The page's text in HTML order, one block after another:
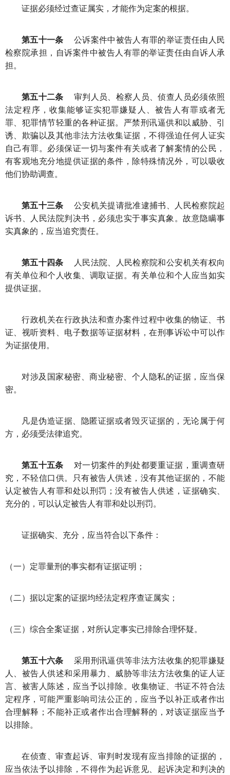
证据必须经过查证属实，才能作为定案的根据。
第五十一条
公诉案件中被告人有罪的举证责任由人民
检察院承担，自诉案件中被告人有罪的举证责任由自诉人承
担。
第五十二条
审判人员、检察人员、侦查人员必须依照
法定程序，收集能够证实犯罪嫌疑人、被告人有罪或者无
罪、犯罪情节轻重的各种证据。严禁刑讯逼供和以威胁、引
诱、欺骗以及其他非法方法收集证据，不得强迫任何人证实
自己有罪。必须保证一切与案件有关或者了解案情的公民，
有客观地充分地提供证据的条件，除特殊情况外，可以吸收
他们协助调查。
第五十三条
公安机关提请批准逮捕书、人民检察院起
诉书、人民法院判决书，必须忠实于事实真象。故意隐瞒事
实真象的，应当追究责任。
第五十四条
人民法院、人民检察院和公安机关有权向
有关单位和个人收集、调取证据。有关单位和个人应当如实
提供证据。
行政机关在行政执法和查办案件过程中收集的物证、书
证、视听资料、电子数据等证据材料，在刑事诉讼中可以作
为证据使用。
对涉及国家秘密、商业秘密、个人隐私的证据，应当保
密。
凡是伪造证据、隐匿证据或者毁灭证据的，无论属于何
方，必须受法律追究。
第五十五条
对一切案件的判处都要重证据，重调查研
究，不轻信口供。只有被告人供述，没有其他证据的，不能
认定被告人有罪和处以刑罚；没有被告人供述，证据确实、
充分的，可以认定被告人有罪和处以刑罚。
证据确实、充分，应当符合以下条件：
（一）定罪量刑的事实都有证据证明；
（二）据以定案的证据均经法定程序查证属实；
（三）综合全案证据，对所认定事实已排除合理怀疑。
第五十六条
采用刑讯逼供等非法方法收集的犯罪嫌疑
人、被告人供述和采用暴力、威胁等非法方法收集的证人证
言、被害人陈述，应当予以排除。收集物证、书证不符合法
定程序，可能严重影响司法公正的，应当予以补正或者作出
合理解释；不能补正或者作出合理解释的，对该证据应当予
以排除。
在侦查、审查起诉、审判时发现有应当排除的证据的，
应当依法予以排除，不得作为起诉意见、起诉决定和判决的